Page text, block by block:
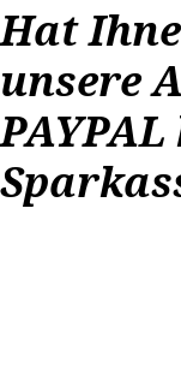
Hat
unsere
PAYPAL